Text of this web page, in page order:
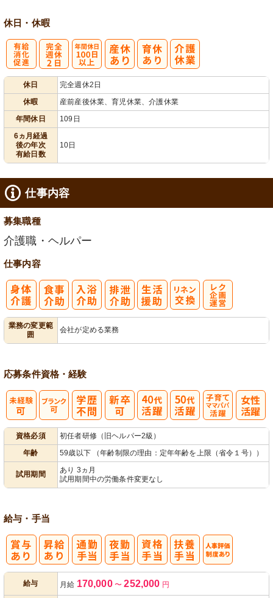
休日・休暇
休日
完全週休2日
休暇
産前産後休業、育児休業、介護休業
年間休日
109日
6ヵ月経過
後の年次
有給日数
10日
仕事内容
募集職種
介護職・ヘルパー
仕事内容
業務の変更範
囲
会社が定める業務
応募条件資格・経験
資格必須
初任者研修（旧ヘルパー2級）
年齢
59歳以下 （年齢制限の理由：定年年齢を上限（省令１号））
試用期間
あり 3ヵ月
試用期間中の労働条件変更なし
給与・手当
給与 月給 170,000 〜 252,000 円